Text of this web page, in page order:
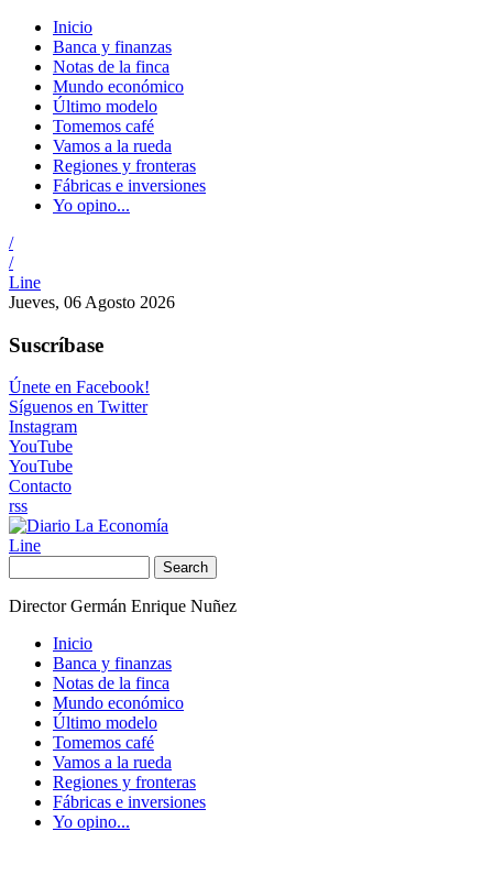
Inicio
Banca y finanzas
Notas de la finca
Mundo económico
Último modelo
Tomemos café
Vamos a la rueda
Regiones y fronteras
Fábricas e inversiones
Yo opino...
/
/
Line
Jueves, 06 Agosto 2026
Suscríbase
Únete en Facebook!
Síguenos en Twitter
Instagram
YouTube
YouTube
Contacto
rss
Line
Search
Director Germán Enrique Nuñez
Inicio
Banca y finanzas
Notas de la finca
Mundo económico
Último modelo
Tomemos café
Vamos a la rueda
Regiones y fronteras
Fábricas e inversiones
Yo opino...